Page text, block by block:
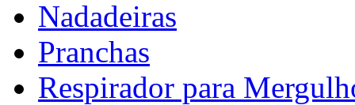
Nadadeiras
Pranchas
Respirador para